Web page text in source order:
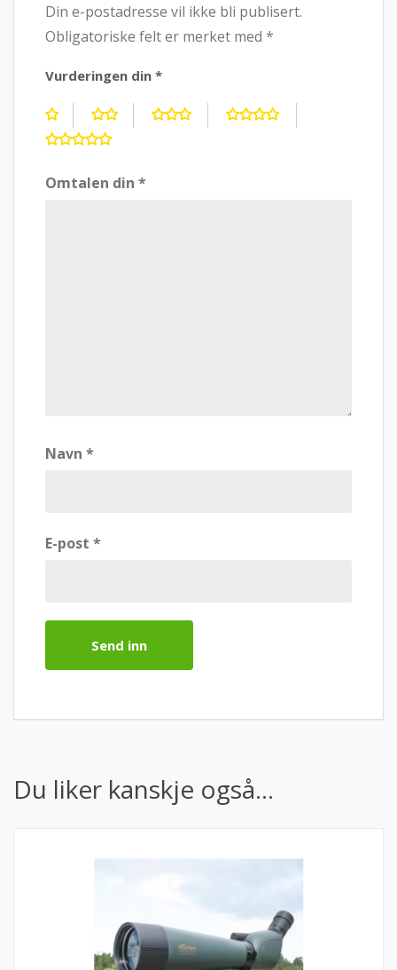
Din e-postadresse vil ikke bli publisert.
Obligatoriske felt er merket med *
Vurderingen din *
Omtalen din *
Navn *
E-post *
Du liker kanskje også…